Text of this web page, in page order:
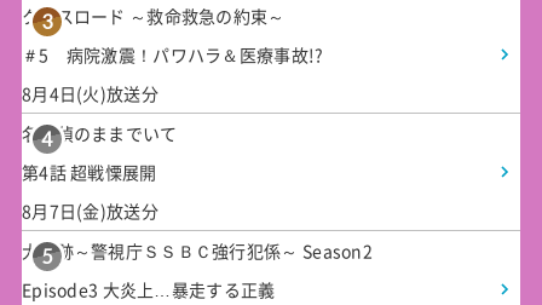
3
クロスロード ～救命救急の約束～
＃5 病院激震！パワハラ＆医療事故!?
8月4日(火)放送分
4
名探偵のままでいて
第4話 超戦慄展開
8月7日(金)放送分
5
大追跡～警視庁ＳＳＢＣ強行犯係～ Season2
Episode3 大炎上…暴走する正義